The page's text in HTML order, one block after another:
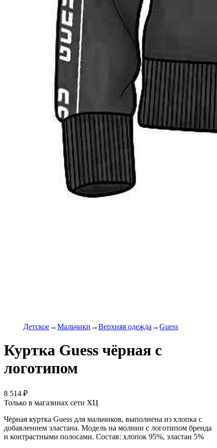
Детское Мальчики Верхняя одежда Guess
Куртка Guess чёрная с
логотипом
8 514 ₽
Только в магазинах сети ХЦ
Чёрная куртка Guess для мальчиков, выполнена из хлопка с
добавлением эластана. Модель на молнии с логотипом бренда
и контрастными полосами. Состав: хлопок 95%, эластан 5%